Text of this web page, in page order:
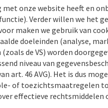
onze website heeft en
Verder willen we het
maken we gebruik van
doeleinden (analyse,
de VS) worden
niveau van
art. 46 AVG). Het is dus
of toezichtsmaatregelen
effectieve rechtsmiddelen